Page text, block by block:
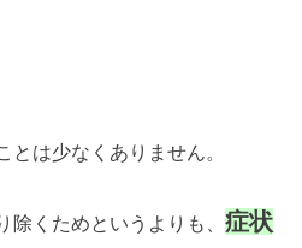
とは少なくありません。
除くためというよりも、症状